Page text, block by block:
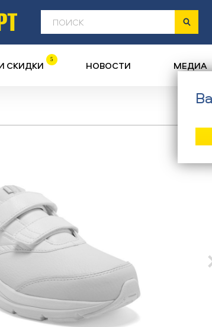
СКИДКИ 5 НОВОСТИ МЕДИА